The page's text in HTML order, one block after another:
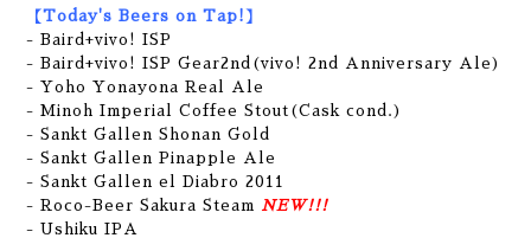
【Today's Beers on Tap!】
- Baird+vivo! ISP
- Baird+vivo! ISP Gear2nd(vivo! 2nd Anniversary Ale)
- Yoho Yonayona Real Ale
- Minoh Imperial Coffee Stout(Cask cond.)
- Sankt Gallen Shonan Gold
- Sankt Gallen Pinapple Ale
- Sankt Gallen el Diabro 2011
- Roco-Beer Sakura Steam NEW!!!
- Ushiku IPA